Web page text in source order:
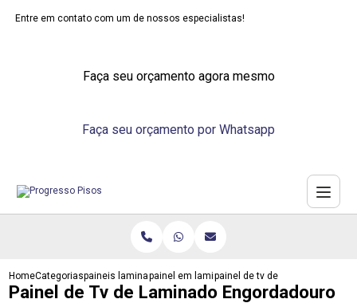
Entre em contato com um de nossos especialistas!
Faça seu orçamento agora mesmo
Faça seu orçamento por Whatsapp
HomeCategoriaspaineis laminadospainel em laminadopainel de tv de laminado
Painel de Tv de Laminado Engordadouro